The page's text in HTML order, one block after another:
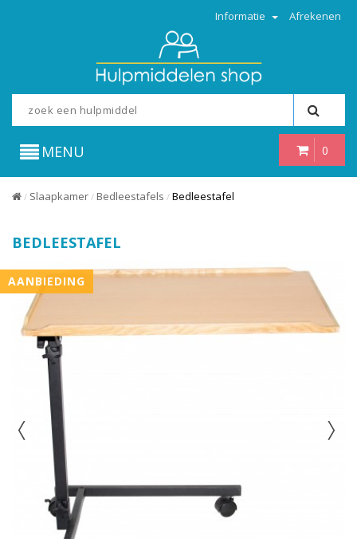
Informatie Afrekenen
0
MENU
/ Slaapkamer / Bedleestafels / Bedleestafel
BEDLEESTAFEL
AANBIEDING